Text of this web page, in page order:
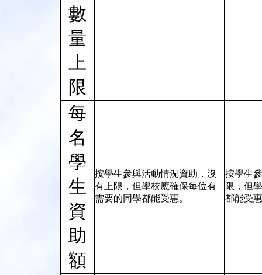
數
量
上
限
每
名
學
生
資
助
額
按學生參與活動情況資助，沒
有上限，但學校應確保每位有
需要的同學都能受惠。
按學生
限，但
都能受